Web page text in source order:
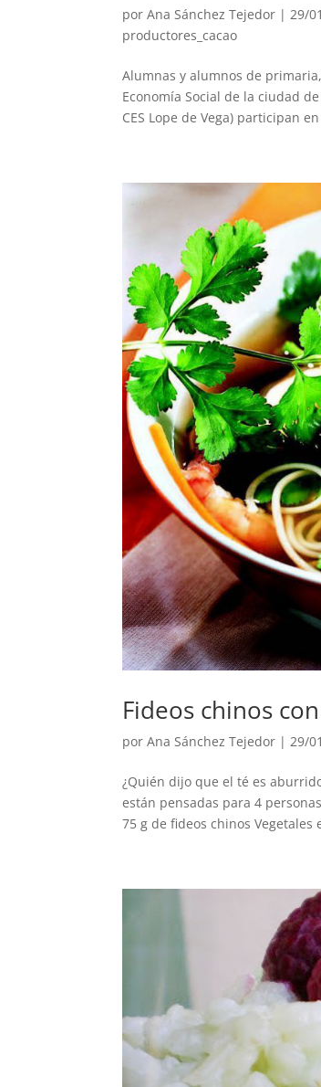
porAna Sánchez Tejedor |29/
productores_cacao
Alumnas y alumnos de
Economía Social de la ciudad
CES Lope de Vega) participan
Fideos chinos
porAna Sánchez Tejedor |29/
¿Quién dijo que el té es
están pensadas para 4
75 g de fideos chinos Vegetales